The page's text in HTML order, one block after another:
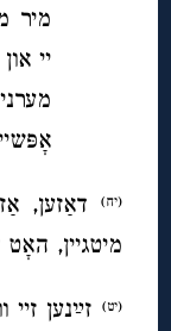
מיר
יי
(יח)
דאַזען,
מיטגיין, האָט
(יט) זײַנען